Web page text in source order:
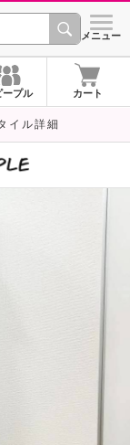
シメニュー
ープル カート
イル詳細